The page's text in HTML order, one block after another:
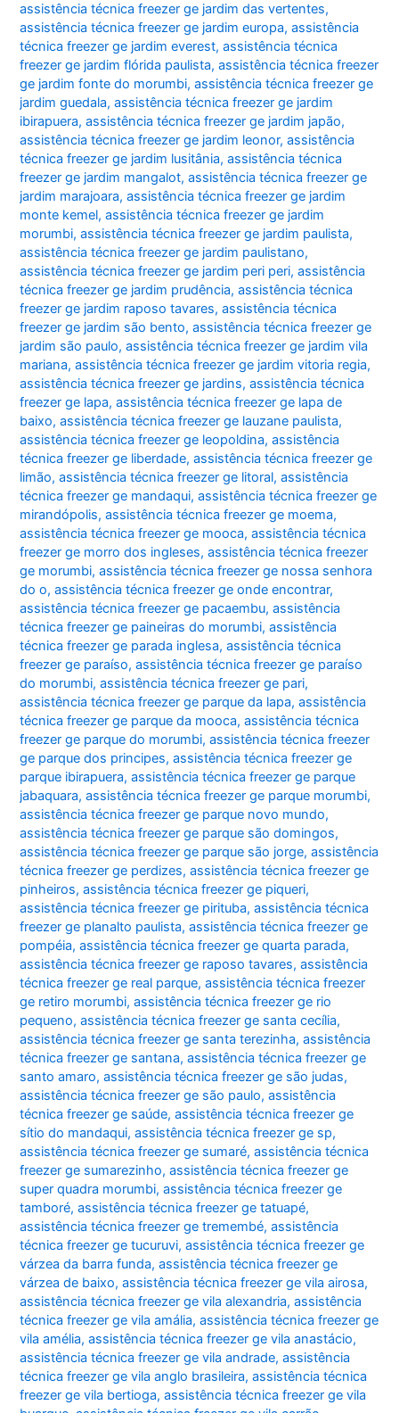
assistência técnica freezer ge jardim das vertentes,
assistência técnica freezer ge jardim europa,assistência
técnica freezer ge jardim everest,assistência técnica
freezer ge jardim flórida paulista,assistência técnica freezer
ge jardim fonte do morumbi,assistência técnica freezer ge
jardim guedala,assistência técnica freezer ge jardim
ibirapuera,assistência técnica freezer ge jardim japão,
assistência técnica freezer ge jardim leonor,assistência
técnica freezer ge jardim lusitânia,assistência técnica
freezer ge jardim mangalot,assistência técnica freezer ge
jardim marajoara,assistência técnica freezer ge jardim
monte kemel,assistência técnica freezer ge jardim
morumbi,assistência técnica freezer ge jardim paulista,
assistência técnica freezer ge jardim paulistano,
assistência técnica freezer ge jardim peri peri,assistência
técnica freezer ge jardim prudência,assistência técnica
freezer ge jardim raposo tavares,assistência técnica
freezer ge jardim são bento,assistência técnica freezer ge
jardim são paulo,assistência técnica freezer ge jardim vila
mariana,assistência técnica freezer ge jardim vitoria regia,
assistência técnica freezer ge jardins,assistência técnica
freezer ge lapa,assistência técnica freezer ge lapa de
baixo,assistência técnica freezer ge lauzane paulista,
assistência técnica freezer ge leopoldina,assistência
técnica freezer ge liberdade,assistência técnica freezer ge
limão,assistência técnica freezer ge litoral,assistência
técnica freezer ge mandaqui,assistência técnica freezer ge
mirandópolis,assistência técnica freezer ge moema,
assistência técnica freezer ge mooca,assistência técnica
freezer ge morro dos ingleses,assistência técnica freezer
ge morumbi,assistência técnica freezer ge nossa senhora
do o,assistência técnica freezer ge onde encontrar,
assistência técnica freezer ge pacaembu,assistência
técnica freezer ge paineiras do morumbi,assistência
técnica freezer ge parada inglesa,assistência técnica
freezer ge paraíso,assistência técnica freezer ge paraíso
do morumbi,assistência técnica freezer ge pari,
assistência técnica freezer ge parque da lapa,assistência
técnica freezer ge parque da mooca,assistência técnica
freezer ge parque do morumbi,assistência técnica freezer
ge parque dos principes,assistência técnica freezer ge
parque ibirapuera,assistência técnica freezer ge parque
jabaquara,assistência técnica freezer ge parque morumbi,
assistência técnica freezer ge parque novo mundo,
assistência técnica freezer ge parque são domingos,
assistência técnica freezer ge parque são jorge,assistência
técnica freezer ge perdizes,assistência técnica freezer ge
pinheiros,assistência técnica freezer ge piqueri,
assistência técnica freezer ge pirituba,assistência técnica
freezer ge planalto paulista,assistência técnica freezer ge
pompéia,assistência técnica freezer ge quarta parada,
assistência técnica freezer ge raposo tavares,assistência
técnica freezer ge real parque,assistência técnica freezer
ge retiro morumbi,assistência técnica freezer ge rio
pequeno,assistência técnica freezer ge santa cecília,
assistência técnica freezer ge santa terezinha,assistência
técnica freezer ge santana,assistência técnica freezer ge
santo amaro,assistência técnica freezer ge são judas,
assistência técnica freezer ge são paulo,assistência
técnica freezer ge saúde,assistência técnica freezer ge
sítio do mandaqui,assistência técnica freezer ge sp,
assistência técnica freezer ge sumaré,assistência técnica
freezer ge sumarezinho,assistência técnica freezer ge
super quadra morumbi,assistência técnica freezer ge
tamboré,assistência técnica freezer ge tatuapé,
assistência técnica freezer ge tremembé,assistência
técnica freezer ge tucuruvi,assistência técnica freezer ge
várzea da barra funda,assistência técnica freezer ge
várzea de baixo,assistência técnica freezer ge vila airosa,
assistência técnica freezer ge vila alexandria,assistência
técnica freezer ge vila amália,assistência técnica freezer ge
vila amélia,assistência técnica freezer ge vila anastácio,
assistência técnica freezer ge vila andrade,assistência
técnica freezer ge vila anglo brasileira,assistência técnica
freezer ge vila bertioga,assistência técnica freezer ge vila